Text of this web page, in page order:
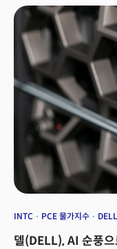
금리인하를 단행할 가능성
고착화로 인해 ECB가 6월
시행할 것으로 전망. 한편
시장은 9월 연준이
시작할 것으로 전망. CME
25bp 인하 가능성에 약
아이폰 16 공개 이벤트 애
Glowtime' 이벤트를 시작.
공개될 것으로 전망. 일반
프레젠테이션은 주가에 큰
AI가 탑재되는 만큼 수익
발표가 변화를 줄 수 있을
아이폰으로 인해 2025년
애널리스트는 "쿠퍼티노 역
필라델피아 국립헌법센터에
전역에서 NBC와 CBS 등을
INTC PCE 물가지수 DELL
델(DELL), AI 순풍